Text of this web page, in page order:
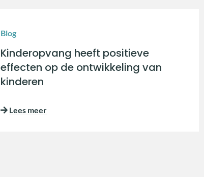
Blog
Kinderopvang heeft positieve
effecten op de ontwikkeling van
kinderen
Lees meer